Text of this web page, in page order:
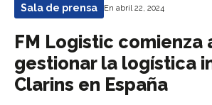
Sala de prensa En abril 22, 2024
FM Logistic comienza
gestionar la logística
Clarins en España